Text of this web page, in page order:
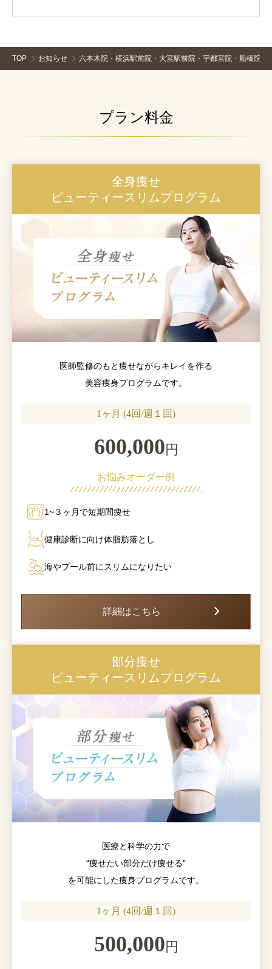
TOP お知らせ 六本木院・横浜駅前院・大宮駅前院・宇都宮院・船橋院・
プラン料金
全身痩せ
ビューティースリムプログラム
医師監修のもと痩せながらキレイを作る
美容痩身プログラムです。
1ヶ月 (4回/週１回)
600,000 円
お悩みオーダー例
1~３ヶ月で短期間痩せ
健康診断に向け体脂肪落とし
海やプール前にスリムになりたい
詳細はこちら
部分痩せ
ビューティースリムプログラム
医療と科学の力で
“痩せたい部分だけ痩せる”
を可能にした痩身プログラムです。
1ヶ月 (4回/週１回)
500,000 円